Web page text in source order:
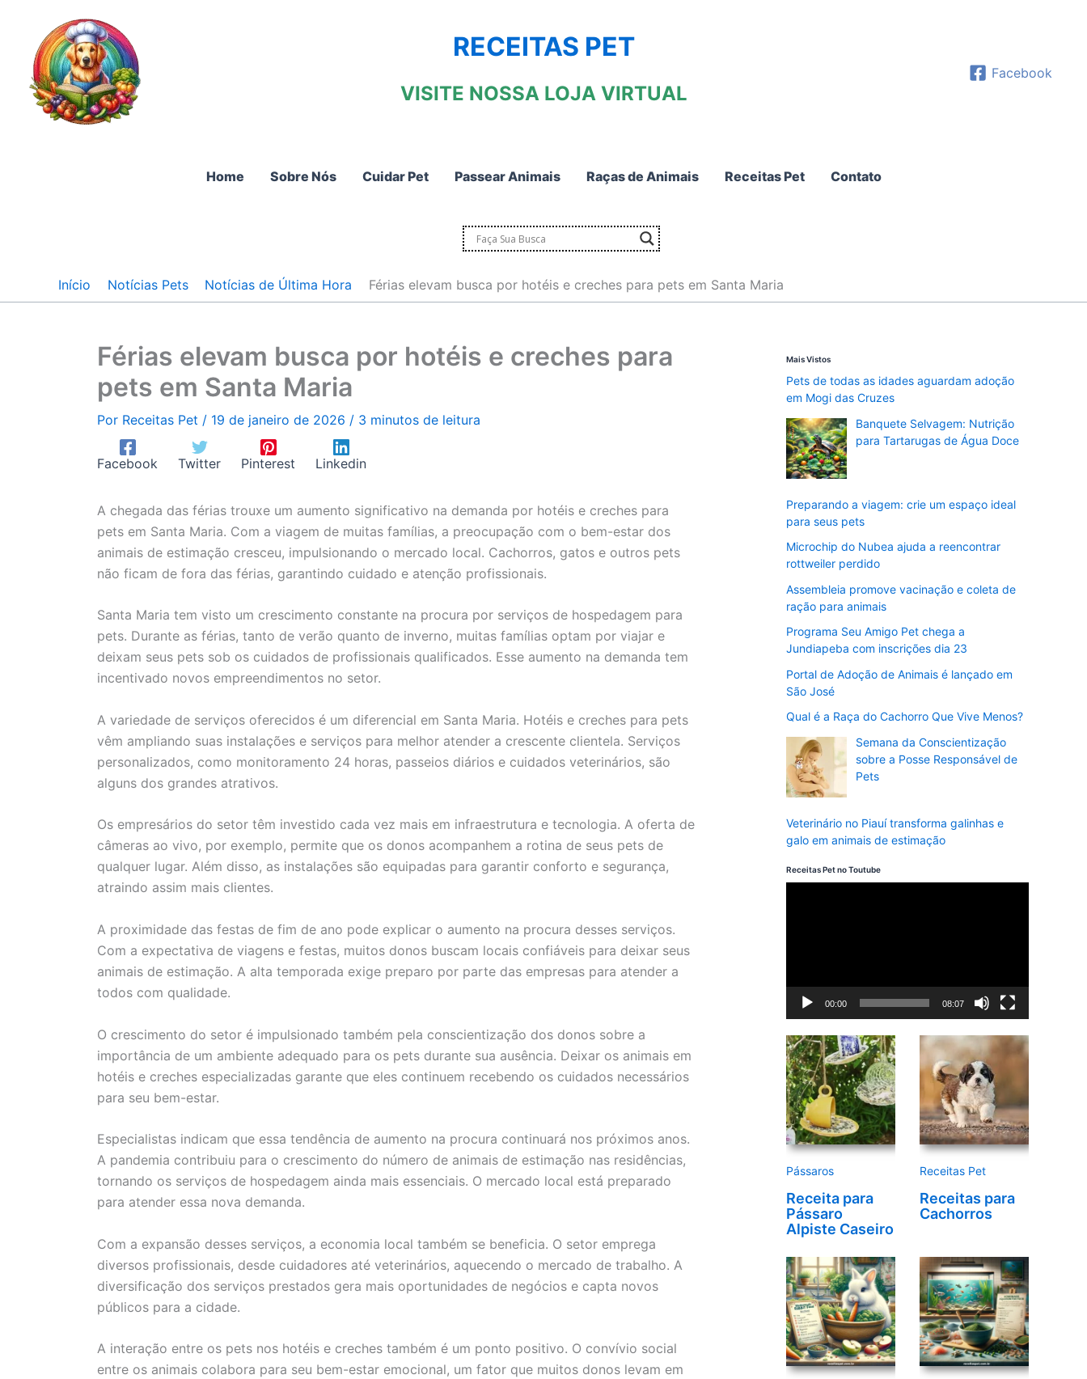
conteúdo
RECEITAS PET
VISITE NOSSA LOJA VIRTUAL
Facebook
Home Sobre Nós Cuidar Pet Passear Animais Raças de Animais Receitas Pet Contato
Início Notícias Pets Notícias de Última Hora Férias elevam busca por hotéis e creches para pets em Santa Maria
Férias elevam busca por hotéis e creches para
pets em Santa Maria
Por Receitas Pet / 19 de janeiro de 2026 / 3 minutos de leitura
Facebook Twitter Pinterest Linkedin
A chegada das férias trouxe um aumento significativo na demanda por hotéis e creches para
pets em Santa Maria. Com a viagem de muitas famílias, a preocupação com o bem-estar dos
animais de estimação cresceu, impulsionando o mercado local. Cachorros, gatos e outros pets
não ficam de fora das férias, garantindo cuidado e atenção profissionais.
Santa Maria tem visto um crescimento constante na procura por serviços de hospedagem para
pets. Durante as férias, tanto de verão quanto de inverno, muitas famílias optam por viajar e
deixam seus pets sob os cuidados de profissionais qualificados. Esse aumento na demanda tem
incentivado novos empreendimentos no setor.
A variedade de serviços oferecidos é um diferencial em Santa Maria. Hotéis e creches para pets
vêm ampliando suas instalações e serviços para melhor atender a crescente clientela. Serviços
personalizados, como monitoramento 24 horas, passeios diários e cuidados veterinários, são
alguns dos grandes atrativos.
Os empresários do setor têm investido cada vez mais em infraestrutura e tecnologia. A oferta de
câmeras ao vivo, por exemplo, permite que os donos acompanhem a rotina de seus pets de
qualquer lugar. Além disso, as instalações são equipadas para garantir conforto e segurança,
atraindo assim mais clientes.
A proximidade das festas de fim de ano pode explicar o aumento na procura desses serviços.
Com a expectativa de viagens e festas, muitos donos buscam locais confiáveis para deixar seus
animais de estimação. A alta temporada exige preparo por parte das empresas para atender a
todos com qualidade.
O crescimento do setor é impulsionado também pela conscientização dos donos sobre a
importância de um ambiente adequado para os pets durante sua ausência. Deixar os animais em
hotéis e creches especializadas garante que eles continuem recebendo os cuidados necessários
para seu bem-estar.
Especialistas indicam que essa tendência de aumento na procura continuará nos próximos anos.
A pandemia contribuiu para o crescimento do número de animais de estimação nas residências,
tornando os serviços de hospedagem ainda mais essenciais. O mercado local está preparado
para atender essa nova demanda.
Com a expansão desses serviços, a economia local também se beneficia. O setor emprega
diversos profissionais, desde cuidadores até veterinários, aquecendo o mercado de trabalho. A
diversificação dos serviços prestados gera mais oportunidades de negócios e capta novos
públicos para a cidade.
A interação entre os pets nos hotéis e creches também é um ponto positivo. O convívio social
entre os animais colabora para seu bem-estar emocional, um fator que muitos donos levam em
Mais Vistos
Pets de todas as idades aguardam adoção
em Mogi das Cruzes
Banquete Selvagem: Nutrição
para Tartarugas de Água Doce
Preparando a viagem: crie um espaço ideal
para seus pets
Microchip do Nubea ajuda a reencontrar
rottweiler perdido
Assembleia promove vacinação e coleta de
ração para animais
Programa Seu Amigo Pet chega a
Jundiapeba com inscrições dia 23
Portal de Adoção de Animais é lançado em
São José
Qual é a Raça do Cachorro Que Vive Menos?
Semana da Conscientização
sobre a Posse Responsável de
Pets
Veterinário no Piauí transforma galinhas e
galo em animais de estimação
Receitas Pet no Toutube
d
e
v
í
d
e
00:00 08:07
Pássaros
Receita para
Pássaro
Alpiste Caseiro
Receitas Pet
Receitas para
Cachorros